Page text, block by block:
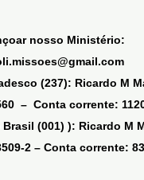
nosso Ministério:
(237): Ricardo M
– Conta corrente:
(001) ): Ricardo M
2 – Conta corrente: